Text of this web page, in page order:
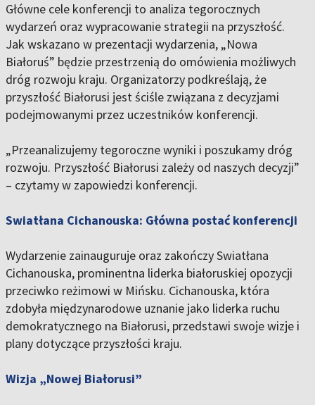
Główne cele konferencji to analiza tegorocznych
wydarzeń oraz wypracowanie strategii na przyszłość.
Jak wskazano w prezentacji wydarzenia, „Nowa
Białoruś” będzie przestrzenią do omówienia możliwych
dróg rozwoju kraju. Organizatorzy podkreślają, że
przyszłość Białorusi jest ściśle związana z decyzjami
podejmowanymi przez uczestników konferencji.
„Przeanalizujemy tegoroczne wyniki i poszukamy dróg
rozwoju. Przyszłość Białorusi zależy od naszych decyzji”
– czytamy w zapowiedzi konferencji.
Swiatłana Cichanouska: Główna postać konferencji
Wydarzenie zainauguruje oraz zakończy Swiatłana
Cichanouska, prominentna liderka białoruskiej opozycji
przeciwko reżimowi w Mińsku. Cichanouska, która
zdobyła międzynarodowe uznanie jako liderka ruchu
demokratycznego na Białorusi, przedstawi swoje wizje i
plany dotyczące przyszłości kraju.
Wizja „Nowej Białorusi”